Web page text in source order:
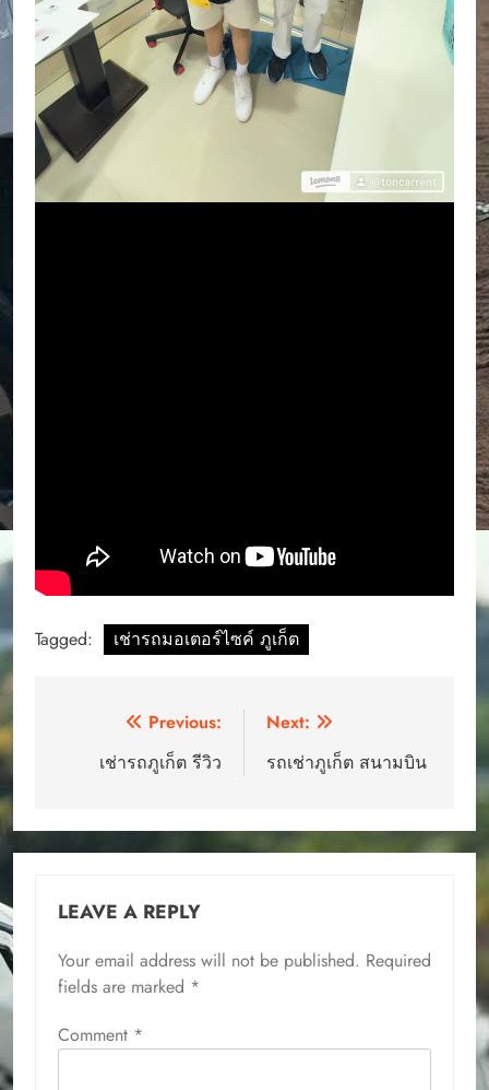
Tagged: เช่ารถมอเตอร์ไซค์ ภูเก็ต
navigation
Previous:
เช่ารถภูเก็ต รีวิว
Next:
รถเช่าภูเก็ต สนามบิน
LEAVE A REPLY
Your email address will not be published. Required
fields are marked *
Comment *